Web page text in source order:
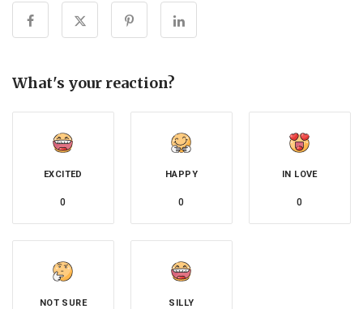
What's your reaction?
EXCITED
0
HAPPY
0
IN LOVE
0
NOT SURE SILLY